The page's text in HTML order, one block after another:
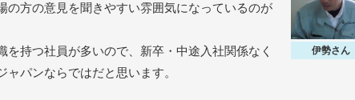
伊勢さん
方の意見を聞きやすい雰囲気になっているのが
持つ社員が多いので、新卒・中途入社関係なく
パンならではだと思います。